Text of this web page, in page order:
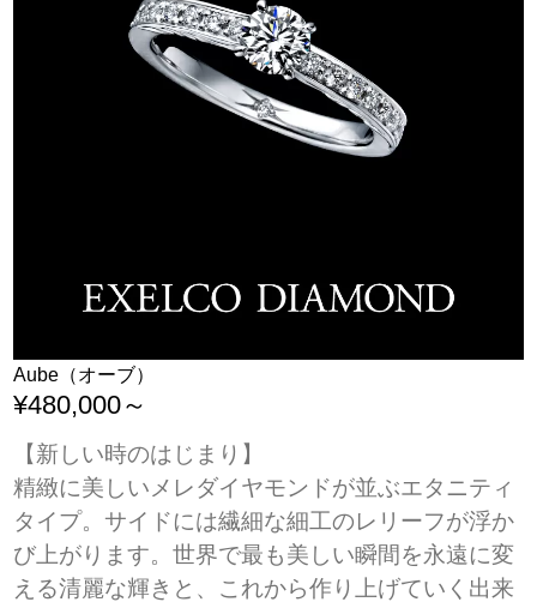
Aube（オーブ）
¥480,000～
【新しい時のはじまり】
精緻に美しいメレダイヤモンドが並ぶエタニティ
タイプ。サイドには繊細な細工のレリーフが浮か
び上がります。世界で最も美しい瞬間を永遠に変
える清麗な輝きと、これから作り上げていく出来